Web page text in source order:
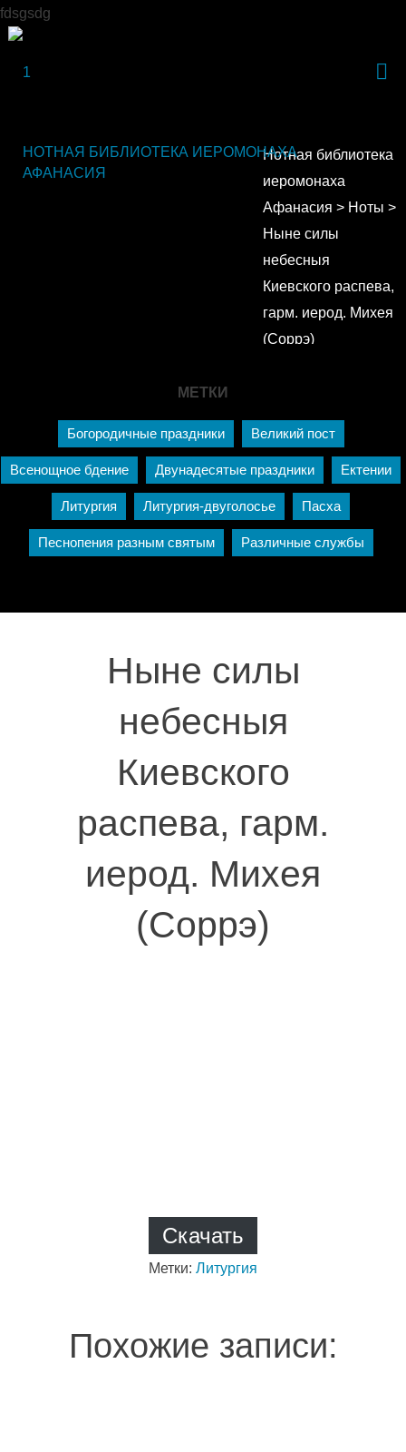
fdsgsdg
НОТНАЯ БИБЛИОТЕКА ИЕРОМОНАХА
АФАНАСИЯ
Нотная библиотека
иеромонаха
Афанасия > Ноты >
Ныне силы
небесныя
Киевского распева,
гарм. иерод. Михея
(Соррэ)
МЕТКИ
Богородичные праздники Великий пост
Всенощное бдение Двунадесятые праздники Ектении
Литургия Литургия-двуголосье Пасха
Песнопения разным святым Различные службы
Ныне силы
небесныя
Киевского
распева, гарм.
иерод. Михея
(Соррэ)
Скачать
Метки: Литургия
Похожие записи: